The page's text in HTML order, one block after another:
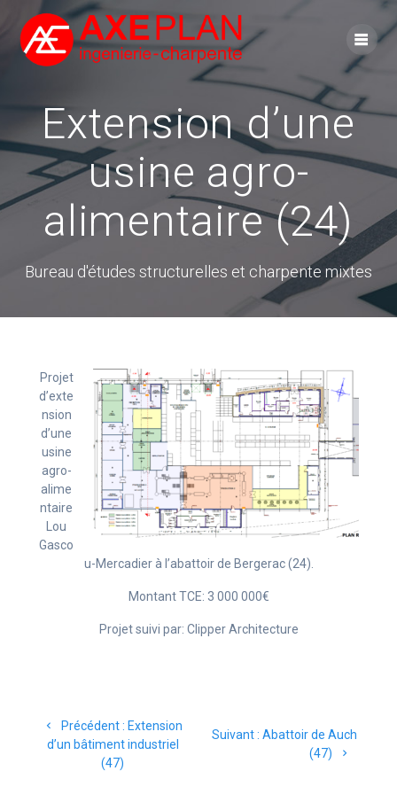
to
content
Extension d’une
usine agro-
alimentaire (24)
Bureau d'études structurelles et charpente mixtes
Projet
d’exte
nsion
d’une
usine
agro-
alime
ntaire
Lou
Gasco
u-Mercadier à l’abattoir de Bergerac (24).
Montant TCE: 3 000 000€
Projet suivi par: Clipper Architecture
l’article
Précédent : Article
précédent
Extension
d’un bâtiment industriel
(47)
Suivant : Article
Abattoir de Auch
(47)